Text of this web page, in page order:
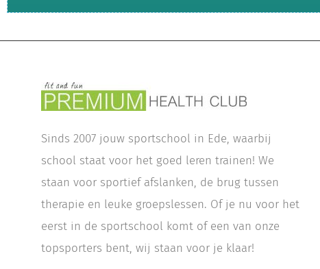
Sinds 2007 jouw sportschool in Ede, waarbij
school staat voor het goed leren trainen! We
staan voor sportief afslanken, de brug tussen
therapie en leuke groepslessen. Of je nu voor het
eerst in de sportschool komt of een van onze
topsporters bent, wij staan voor je klaar!